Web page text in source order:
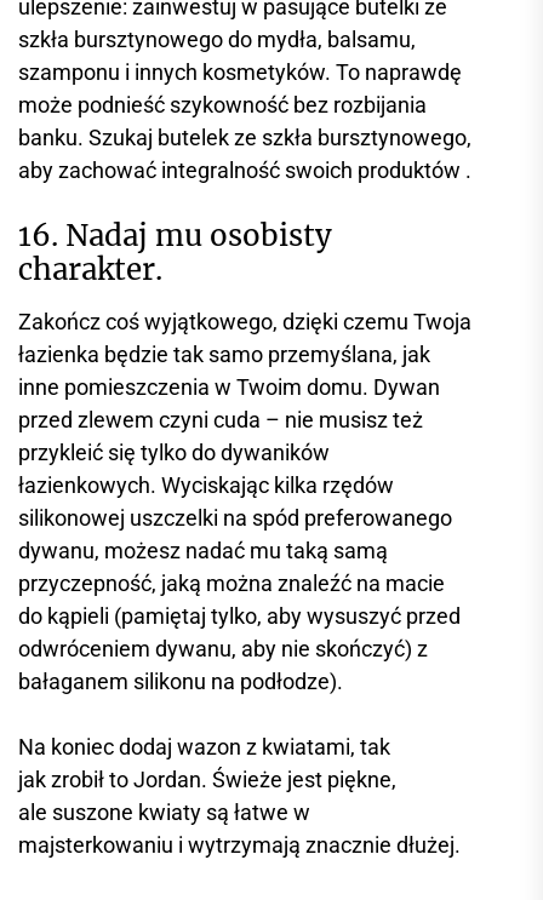
ulepszenie: zainwestuj w pasujące butelki ze
szkła bursztynowego do mydła, balsamu,
szamponu i innych kosmetyków. To naprawdę
może podnieść szykowność bez rozbijania
banku. Szukaj butelek ze szkła bursztynowego,
aby zachować integralność swoich produktów .
16. Nadaj mu osobisty
charakter.
Zakończ coś wyjątkowego, dzięki czemu Twoja
łazienka będzie tak samo przemyślana, jak
inne pomieszczenia w Twoim domu. Dywan
przed zlewem czyni cuda – nie musisz też
przykleić się tylko do dywaników
łazienkowych. Wyciskając kilka rzędów
silikonowej uszczelki na spód preferowanego
dywanu, możesz nadać mu taką samą
przyczepność, jaką można znaleźć na macie
do kąpieli (pamiętaj tylko, aby wysuszyć przed
odwróceniem dywanu, aby nie skończyć) z
bałaganem silikonu na podłodze).
Na koniec dodaj wazon z kwiatami, tak
jak zrobił to Jordan. Świeże jest piękne,
ale suszone kwiaty są łatwe w
majsterkowaniu i wytrzymają znacznie dłużej.